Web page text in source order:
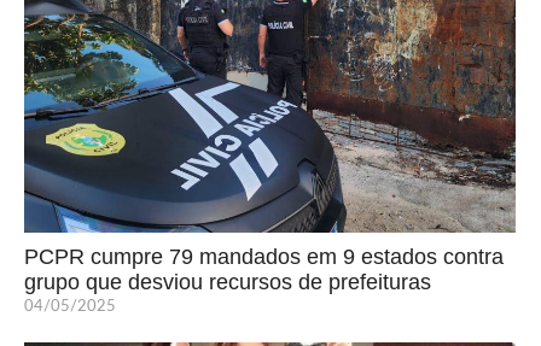
PCPR cumpre 79 mandados em 9 estados contra
grupo que desviou recursos de prefeituras
04/05/2025